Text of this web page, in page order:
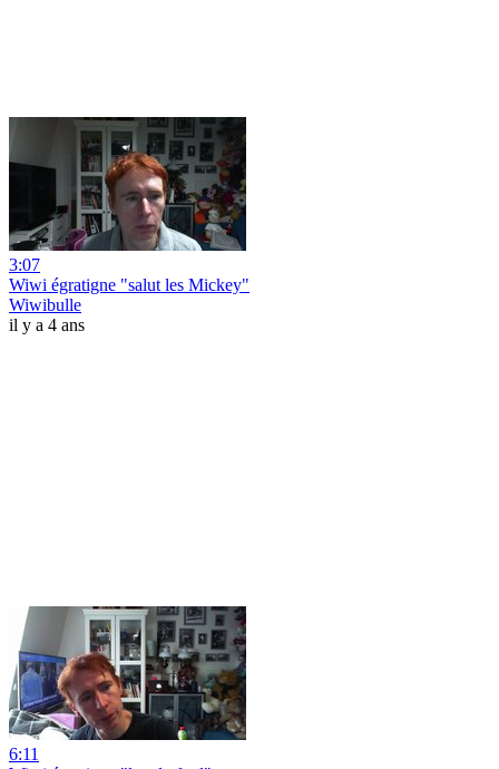
3:07
Wiwi égratigne "salut les Mickey"
Wiwibulle
il y a 4 ans
6:11